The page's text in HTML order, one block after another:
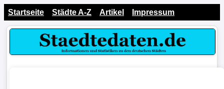
Startseite Städte A-Z Artikel Impressum